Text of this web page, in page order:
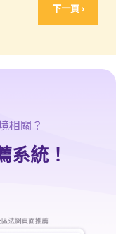
下一頁 ›
任
相關？
系統！